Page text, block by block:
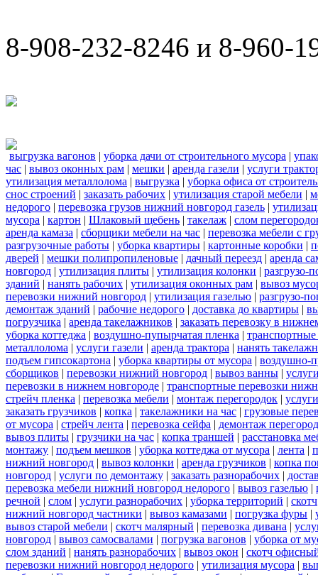
8-908-232-8246 и 8-960-
выгрузка вагонов | уборка дачи от строительного мусора |
час | вывоз оконных рам | мешки | аренда газели | услуги
утилизация металлолома | выгрузка | уборка офиса от
снос строений | заказать рабочих | утилизация старой мебели |
недорого | перевозка грузов нижний новгород газель |
мусора | картон | Шлаковый щебень | такелаж | слом
аренда камаза | сборщики мебели на час | перевозка мебели с
разгрузочные работы | уборка квартиры | картонные коробки |
дверей | мешки полипропиленовые | дачный переезд | аренда
новгород | утилизация плиты | утилизация колонки | разгрузо-
зданий | нанять рабочих | утилизация оконных рам | вывоз
перевозки нижний новгород | утилизация газелью | разгрузо-
демонтаж зданий | рабочие недорого | доставка до квартиры |
погрузчика | аренда такелажников | заказать перевозку в
уборка коттеджа | воздушно-пупырчатая пленка | транспортные
металлолома | услуги газели | аренда трактора | нанять
подъем гипсокартона | уборка квартиры от мусора | воздушно-
сборщиков | перевозки нижний новгород | вывоз ванны |
перевозки в нижнем новгороде | транспортные перевозки
стрейч пленка | перевозка мебели | монтаж перегородок |
заказать грузчиков | копка | такелажники на час | грузовые
от мусора | стрейч лента | перевозка сейфа | демонтаж
вывоз плиты | грузчики на час | копка траншей | расстановка
монтажу | подъем мешков | уборка коттеджа от мусора | лента |
нижний новгород | вывоз колонки | аренда грузчиков | копка
новгород | услуги по демонтажу | заказать разнорабочих |
перевозка мебели нижний новгород недорого | вывоз газелью |
речной | слом | услуги разнорабочих | уборка территорий | скотч
нижний новгород частники | вывоз камазами | погрузка фуры |
вывоз старой мебели | скотч малярный | перевозка дивана |
новгород | вывоз самосвалами | погрузка вагонов | уборка от
слом зданий | нанять разнорабочих | вывоз окон | скотч
перевозки нижний новгород недорого | утилизация мусора |